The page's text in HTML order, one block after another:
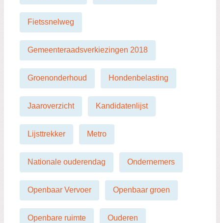
Fietssnelweg
Gemeenteraadsverkiezingen 2018
Groenonderhoud Hondenbelasting
Jaaroverzicht Kandidatenlijst
Lijsttrekker Metro
Nationale ouderendag Ondernemers
Openbaar Vervoer Openbaar groen
Openbare ruimte Ouderen